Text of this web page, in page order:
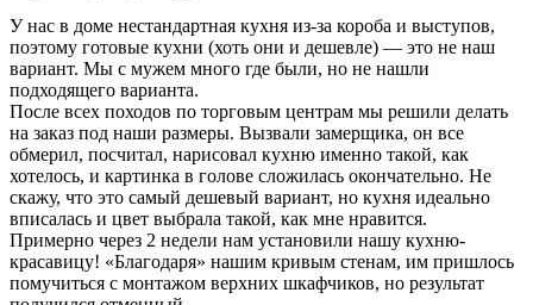
У нас в доме нестандартная кухня из-за короба и выступов,
поэтому готовые кухни (хоть они и дешевле) — это не наш
вариант. Мы с мужем много где были, но не нашли
подходящего варианта.
После всех походов по торговым центрам мы решили делать
на заказ под наши размеры. Вызвали замерщика, он все
обмерил, посчитал, нарисовал кухню именно такой, как
хотелось, и картинка в голове сложилась окончательно. Не
скажу, что это самый дешевый вариант, но кухня идеально
вписалась и цвет выбрала такой, как мне нравится.
Примерно через 2 недели нам установили нашу кухню-
красавицу! «Благодаря» нашим кривым стенам, им пришлось
помучиться с монтажом верхних шкафчиков, но результат